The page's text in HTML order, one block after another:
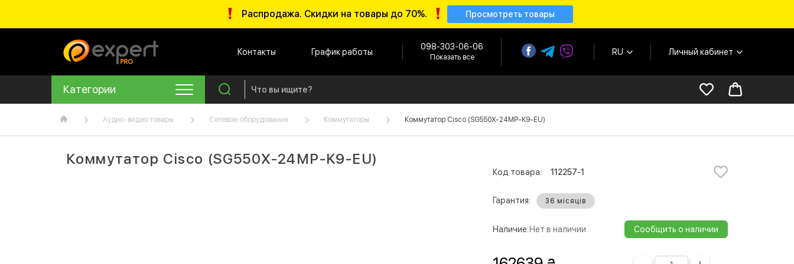
Распродажа. Скидки на товары до 70%. Просмотреть товары
Контакты График работы
098-303-06-06
Показать все
RU Личный кабинет
Категории
Аудио-видео товары Сетевое оборудование Коммутаторы Коммутатор Cisco (SG550X-24MP-K9-EU)
Коммутатор Cisco (SG550X-24MP-K9-EU)
Код товара: 112257-1
Гарантия: 36 місяців
Наличие: Нет в наличии Сообщить о наличии